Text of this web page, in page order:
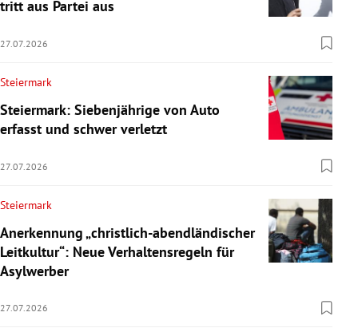
tritt aus Partei aus
27.07.2026
Steiermark
Steiermark: Siebenjährige von Auto
erfasst und schwer verletzt
27.07.2026
Steiermark
Anerkennung „christlich-abendländischer
Leitkultur“: Neue Verhaltensregeln für
Asylwerber
27.07.2026